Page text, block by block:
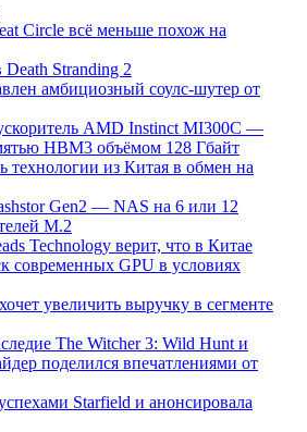
Circle всё меньше похож на
Death Stranding 2
амбициозный соулс-шутер от
AMD Instinct MI300C —
HBM3 объёмом 128 Гбайт
технологии из Китая в обмен на
Gen2 — NAS на 6 или 12
M.2
Technology верит, что в Китае
современных GPU в условиях
увеличить выручку в сегменте
The Witcher 3: Wild Hunt и
поделился впечатлениями от
Starfield и анонсировала